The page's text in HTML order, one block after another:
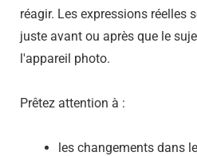
réagir. Les expressions réelles
juste avant ou après que le
l'appareil photo.
Prêtez attention à :
les changements dans